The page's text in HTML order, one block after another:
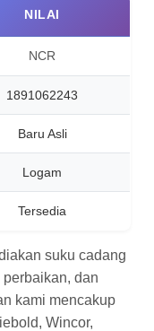
NILAI
NCR
1891062243
Baru Asli
Logam
Tersedia
suku cadang
dan
kami mencakup
Wincor,